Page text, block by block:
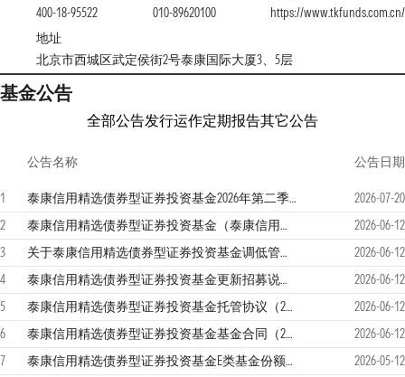
400-18-95522
010-89620100
https://www.tkfunds.com.cn/
地址
北京市西城区武定侯街2号泰康国际大厦3、5层
基金公告
全部公告发行运作定期报告其它公告
公告名称 公告日期
1 泰康信用精选债券型证券投资基金2026年第二季度报告
2026-07-20
2
泰康信用精选债券型证券投资基金（泰康信用精选债券D份额）基金产品资料概要更新
2026-06-12
3
关于泰康信用精选债券型证券投资基金调低管理费率、托管费率并修订基金合同等法律文件的公告
2026-06-12
4
泰康信用精选债券型证券投资基金更新招募说明书（2026年第1次更新）
2026-06-12
5
泰康信用精选债券型证券投资基金托管协议（2026年6月修订）
2026-06-12
6
泰康信用精选债券型证券投资基金基金合同（2026年6月修订）
2026-06-12
7
泰康信用精选债券型证券投资基金E类基金份额恢复机构投资者大额申购（含转换转入及定投）业务公告 2026-05-12